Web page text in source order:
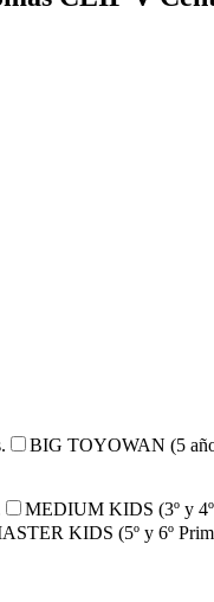
BIG TOYOWAN (5
MEDIUM KIDS (3º y
KIDS (5º y 6º